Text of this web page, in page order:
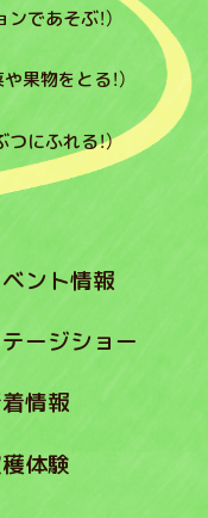
であそぶ！）
果物をとる！）
にふれる！）
ント情報
ージショー
情報
体験